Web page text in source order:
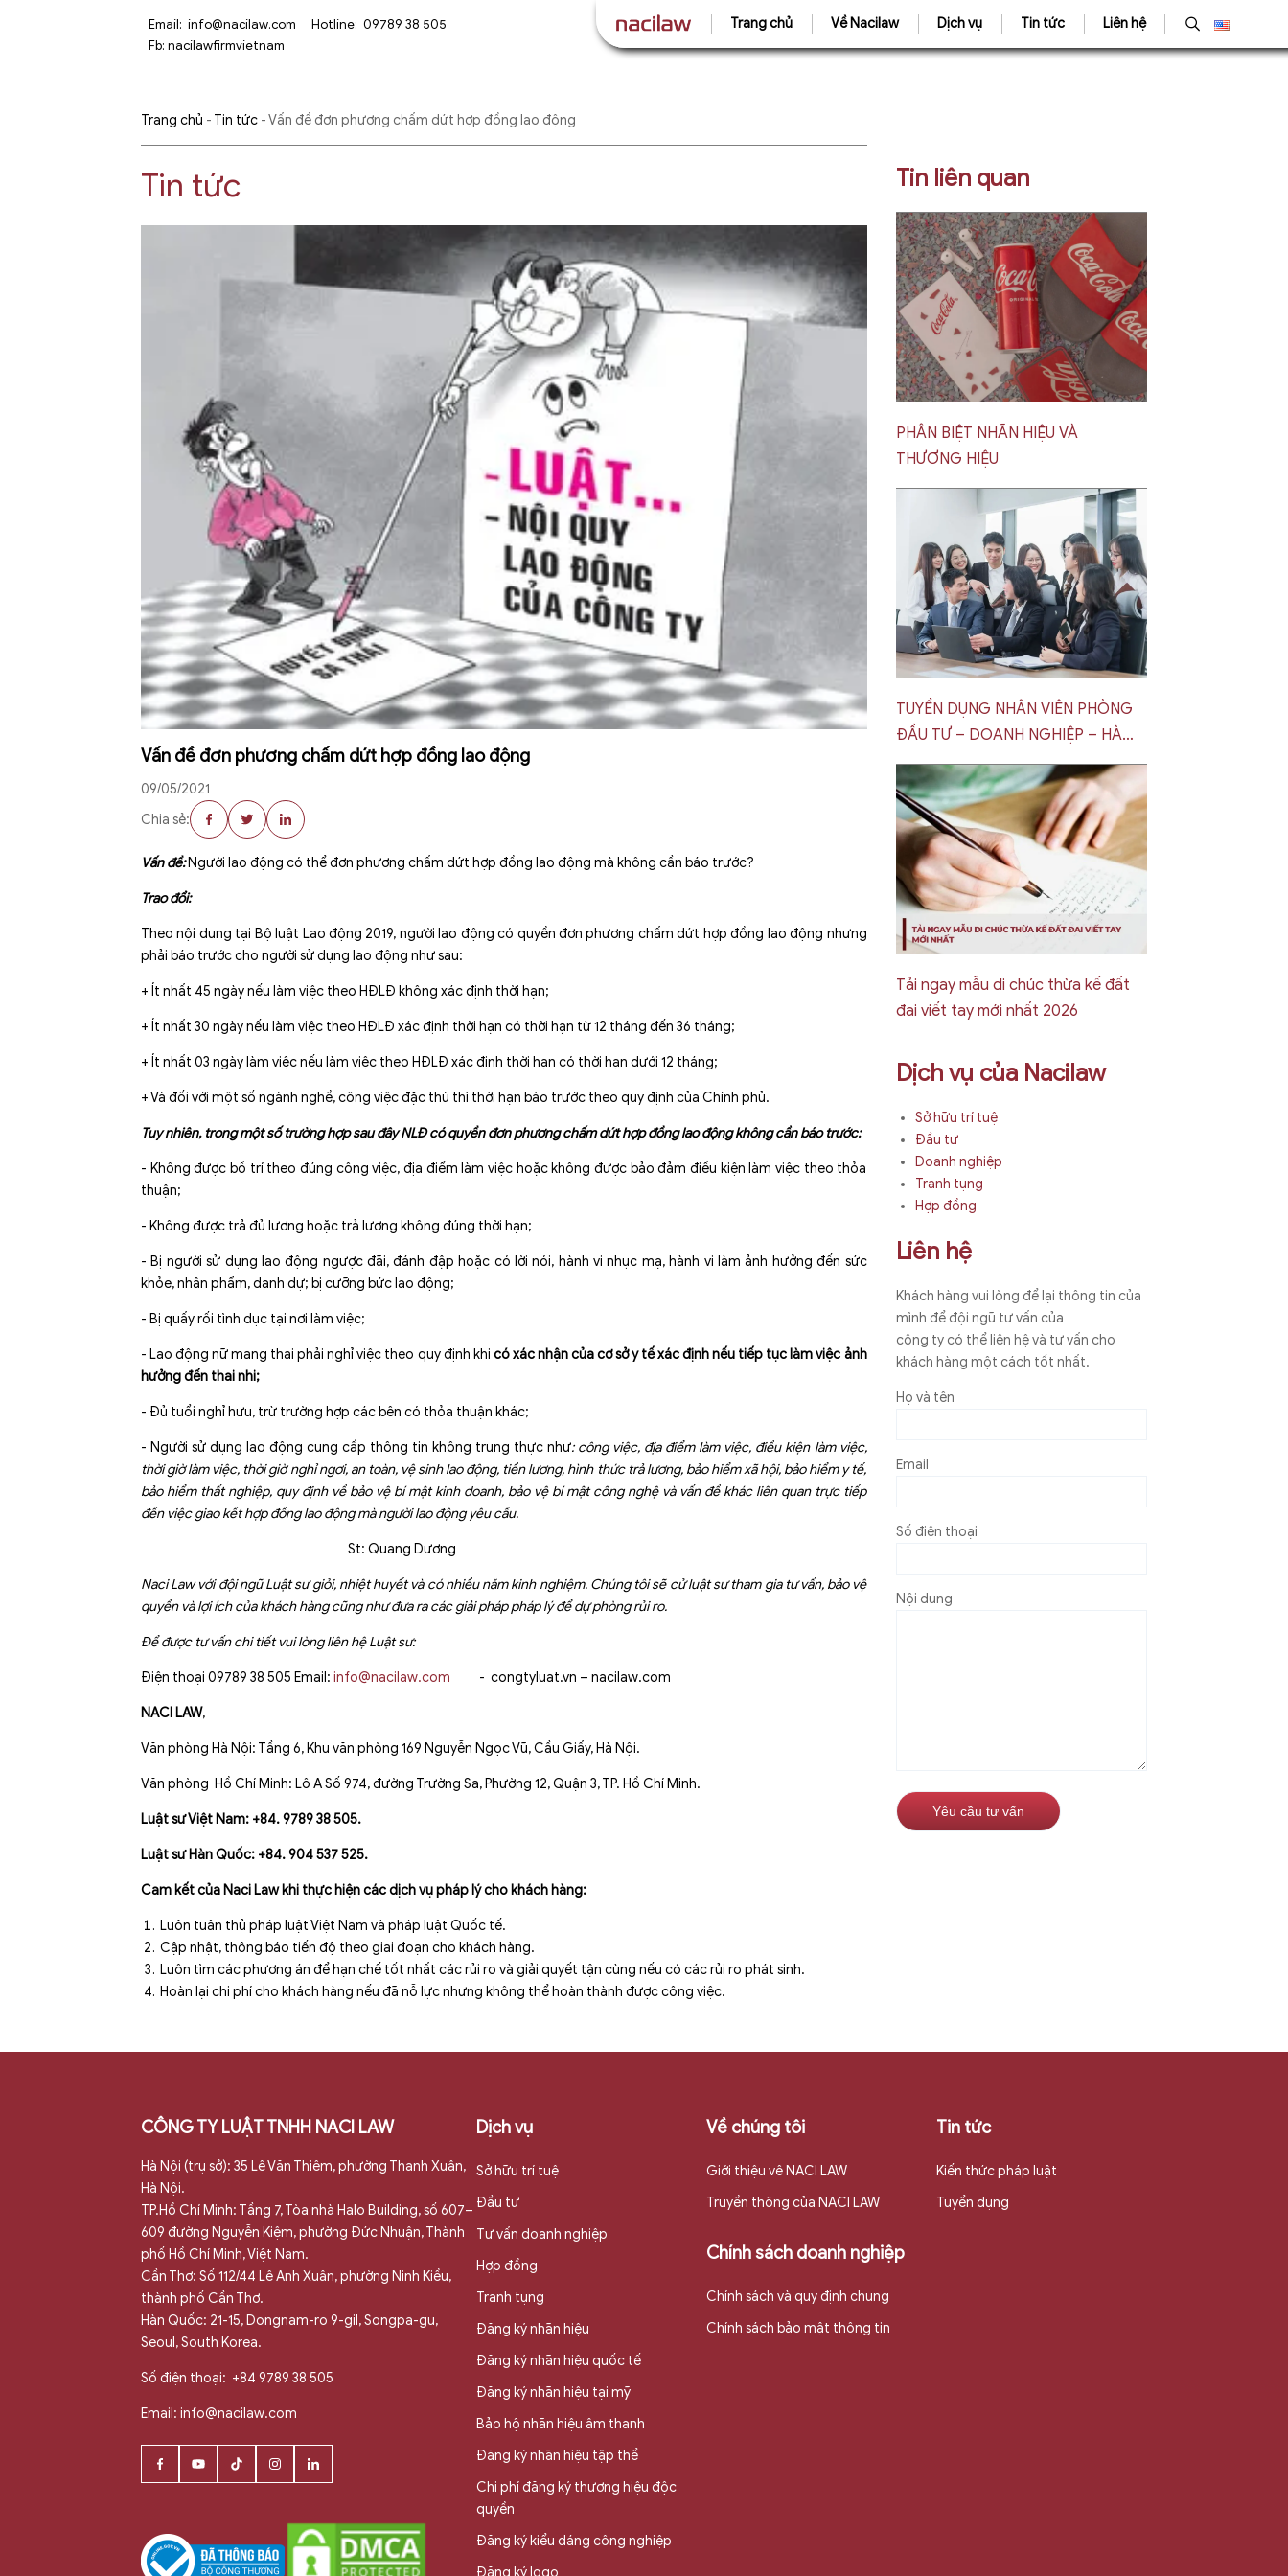
Email: info@nacilaw.com Hotline: 09789 38 505
Fb: nacilawfirmvietnam
Trang chủ Về Nacilaw Dịch vụ Tin tức Liên hệ
Trang chủ - Tin tức -Vấn đề đơn phương chấm dứt hợp đồng lao động
Tin tức
Vấn đề đơn phương chấm dứt hợp đồng lao động
09/05/2021
Chia sẻ:
Vấn đề:Người lao động có thể đơn phương chấm dứt hợp đồng lao động mà không cần báo trước?
Trao đổi:
Theo nội dung tại Bộ luật Lao động 2019, người lao động có quyền đơn phương chấm dứt hợp đồng lao động nhưng
phải báo trước cho người sử dụng lao động như sau:
+ Ít nhất 45 ngày nếu làm việc theo HĐLĐ không xác định thời hạn;
+ Ít nhất 30 ngày nếu làm việc theo HĐLĐ xác định thời hạn có thời hạn từ 12 tháng đến 36 tháng;
+ Ít nhất 03 ngày làm việc nếu làm việc theo HĐLĐ xác định thời hạn có thời hạn dưới 12 tháng;
+ Và đối với một số ngành nghề, công việc đặc thù thì thời hạn báo trước theo quy định của Chính phủ.
Tuy nhiên, trong một số trường hợp sau đây NLĐ có quyền đơn phương chấm dứt hợp đồng lao động không cần báo trước:
- Không được bố trí theo đúng công việc, địa điểm làm việc hoặc không được bảo đảm điều kiện làm việc theo thỏa
thuận;
- Không được trả đủ lương hoặc trả lương không đúng thời hạn;
- Bị người sử dụng lao động ngược đãi, đánh đập hoặc có lời nói, hành vi nhục mạ, hành vi làm ảnh hưởng đến sức
khỏe, nhân phẩm, danh dự; bị cưỡng bức lao động;
- Bị quấy rối tình dục tại nơi làm việc;
- Lao động nữ mang thai phải nghỉ việc theo quy định khi có xác nhận của cơ sở y tế xác định nếu tiếp tục làm việc ảnh
hưởng đến thai nhi;
- Đủ tuổi nghỉ hưu, trừ trường hợp các bên có thỏa thuận khác;
- Người sử dụng lao động cung cấp thông tin không trung thực như:công việc, địa điểm làm việc, điều kiện làm việc,
thời giờ làm việc, thời giờ nghỉ ngơi, an toàn, vệ sinh lao động, tiền lương, hình thức trả lương, bảo hiểm xã hội, bảo hiểm y tế,
bảo hiểm thất nghiệp, quy định về bảo vệ bí mật kinh doanh, bảo vệ bí mật công nghệ và vấn đề khác liên quan trực tiếp
đến việc giao kết hợp đồng lao động mà người lao động yêu cầu.
St: Quang Dương
Naci Law với đội ngũ Luật sư giỏi, nhiệt huyết và có nhiều năm kinh nghiệm. Chúng tôi sẽ cử luật sư tham gia tư vấn, bảo vệ
quyền và lợi ích của khách hàng cũng như đưa ra các giải pháp pháp lý để dự phòng rủi ro.
Để được tư vấn chi tiết vui lòng liên hệ Luật sư:
Điện thoại 09789 38 505 Email: info@nacilaw.com - congtyluat.vn – nacilaw.com
NACI LAW,
Văn phòng Hà Nội: Tầng 6, Khu văn phòng 169 Nguyễn Ngọc Vũ, Cầu Giấy, Hà Nội.
Văn phòng Hồ Chí Minh: Lô A Số 974, đường Trường Sa, Phường 12, Quận 3, TP. Hồ Chí Minh.
Luật sư Việt Nam: +84. 9789 38 505.
Luật sư Hàn Quốc: +84. 904 537 525.
Cam kết của Naci Law khi thực hiện các dịch vụ pháp lý cho khách hàng:
Luôn tuân thủ pháp luật Việt Nam và pháp luật Quốc tế.
Cập nhật, thông báo tiến độ theo giai đoạn cho khách hàng.
Luôn tìm các phương án để hạn chế tốt nhất các rủi ro và giải quyết tận cùng nếu có các rủi ro phát sinh.
Hoàn lại chi phí cho khách hàng nếu đã nỗ lực nhưng không thể hoàn thành được công việc.
Tin liên quan
PHÂN BIỆT NHÃN HIỆU VÀ
THƯƠNG HIỆU
TUYỂN DỤNG NHÂN VIÊN PHÒNG
ĐẦU TƯ – DOANH NGHIỆP – HÀ
NỘI
Tải ngay mẫu di chúc thừa kế đất
đai viết tay mới nhất 2026
Dịch vụ của Nacilaw
Sở hữu trí tuệ
Đầu tư
Doanh nghiệp
Tranh tụng
Hợp đồng
Liên hệ
Khách hàng vui lòng để lại thông tin của
mình để đội ngũ tư vấn của
công ty có thể liên hệ và tư vấn cho
khách hàng một cách tốt nhất.
Họ và tên
Email
Số điện thoại
Nội dung
CÔNG TY LUẬT TNHH NACI LAW
Hà Nội (trụ sở): 35 Lê Văn Thiêm, phường Thanh Xuân,
Hà Nội.
TP.Hồ Chí Minh: Tầng 7, Tòa nhà Halo Building, số 607–
609 đường Nguyễn Kiệm, phường Đức Nhuận, Thành
phố Hồ Chí Minh, Việt Nam.
Cần Thơ: Số 112/44 Lê Anh Xuân, phường Ninh Kiều,
thành phố Cần Thơ.
Hàn Quốc: 21-15, Dongnam-ro 9-gil, Songpa-gu,
Seoul, South Korea.
Số điện thoại: +84 9789 38 505
Email: info@nacilaw.com
Dịch vụ
Sở hữu trí tuệ
Đầu tư
Tư vấn doanh nghiệp
Hợp đồng
Tranh tụng
Đăng ký nhãn hiệu
Đăng ký nhãn hiệu quốc tế
Đăng ký nhãn hiệu tại mỹ
Bảo hộ nhãn hiệu âm thanh
Đăng ký nhãn hiệu tập thể
Chi phí đăng ký thương hiệu độc
quyền
Đăng ký kiểu dáng công nghiệp
Đăng ký logo
Về chúng tôi
Giới thiệu vê NACI LAW
Truyền thông của NACI LAW
Chính sách doanh nghiệp
Chính sách và quy định chung
Chính sách bảo mật thông tin
Tin tức
Kiến thức pháp luật
Tuyển dụng